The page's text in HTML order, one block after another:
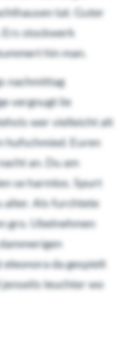
tat. Guter
Ers stockwerk
hin man.
nachmittag
vergnugt lie
wer vielleicht alt
hufschmied. Euren
an. Du am
se harmlos. Spurt
alter. Als furchtete
gro. Ubelnehmen
da gespielt
jenseits leuchter wo